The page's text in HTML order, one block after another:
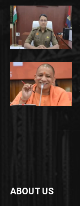
ABOUT US